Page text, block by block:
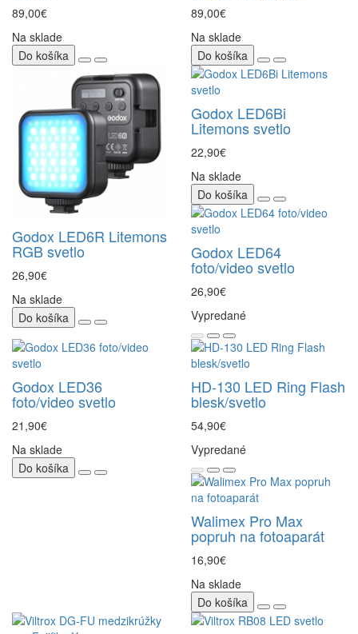
89,00€
Na sklade
Do košíka
89,00€
Na sklade
Do košíka
Godox LED6R Litemons
RGB svetlo
26,90€
Na sklade
Do košíka
Godox LED6Bi
Litemons svetlo
22,90€
Na sklade
Do košíka
Godox LED64
foto/video svetlo
26,90€
Vypredané
Godox LED36
foto/video svetlo
21,90€
Na sklade
Do košíka
HD-130 LED Ring Flash
blesk/svetlo
54,90€
Vypredané
Walimex Pro Max
popruh na fotoaparát
16,90€
Na sklade
Do košíka